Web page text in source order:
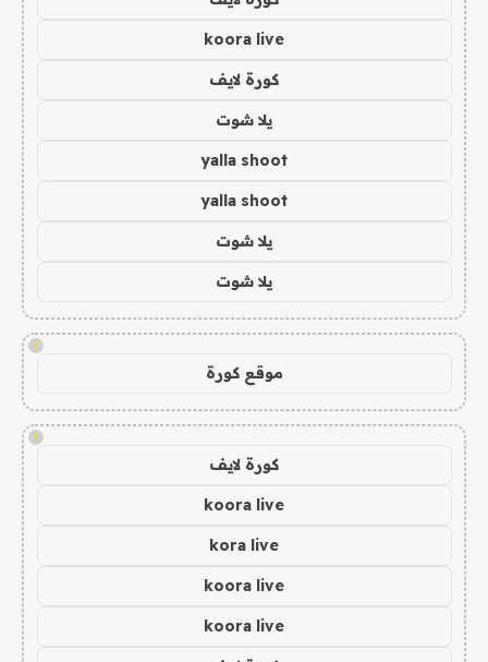
koora live
كورة لايف
يلا شوت
yalla shoot
yalla shoot
يلا شوت
يلا شوت
!
موقع كورة
!
كورة لايف
koora live
kora live
koora live
koora live